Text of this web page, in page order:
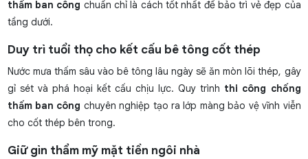
thấm ban công chuẩn chỉ là cách tốt nhất để bảo trì vẻ đẹp của
tầng dưới.
Duy trì tuổi thọ cho kết cấu bê tông cốt thép
Nước mưa thấm sâu vào bê tông lâu ngày sẽ ăn mòn lõi thép, gây
gỉ sét và phá hoại kết cấu chịu lực. Quy trình thi công chống
thấm ban công chuyên nghiệp tạo ra lớp màng bảo vệ vĩnh viễn
cho cốt thép bên trong.
Giữ gìn thẩm mỹ mặt tiền ngôi nhà